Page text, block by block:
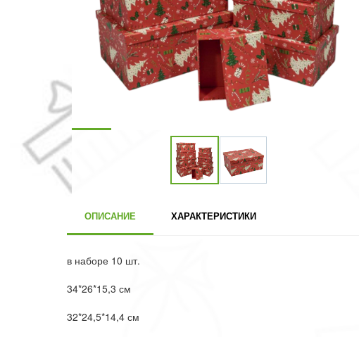
ОПИСАНИЕ ХАРАКТЕРИСТИКИ
в наборе 10 шт.
34*26*15,3 см
32*24,5*14,4 см